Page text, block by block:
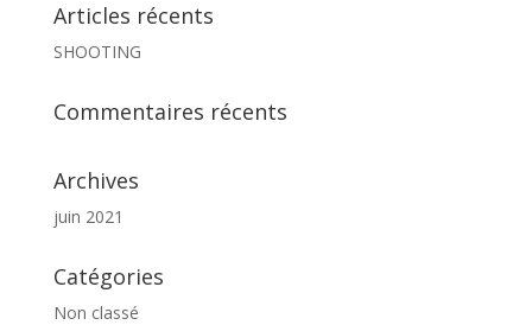
Articles récents
SHOOTING
Commentaires récents
Archives
juin 2021
Catégories
Non classé